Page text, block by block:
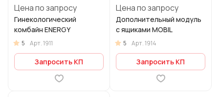
Цена по запросу
Гинекологический
комбайн ENERGY
5 Арт.1911
Запросить КП
Цена по запросу
Дополнительный модуль
с ящиками MOBIL
5 Арт.1914
Запросить КП